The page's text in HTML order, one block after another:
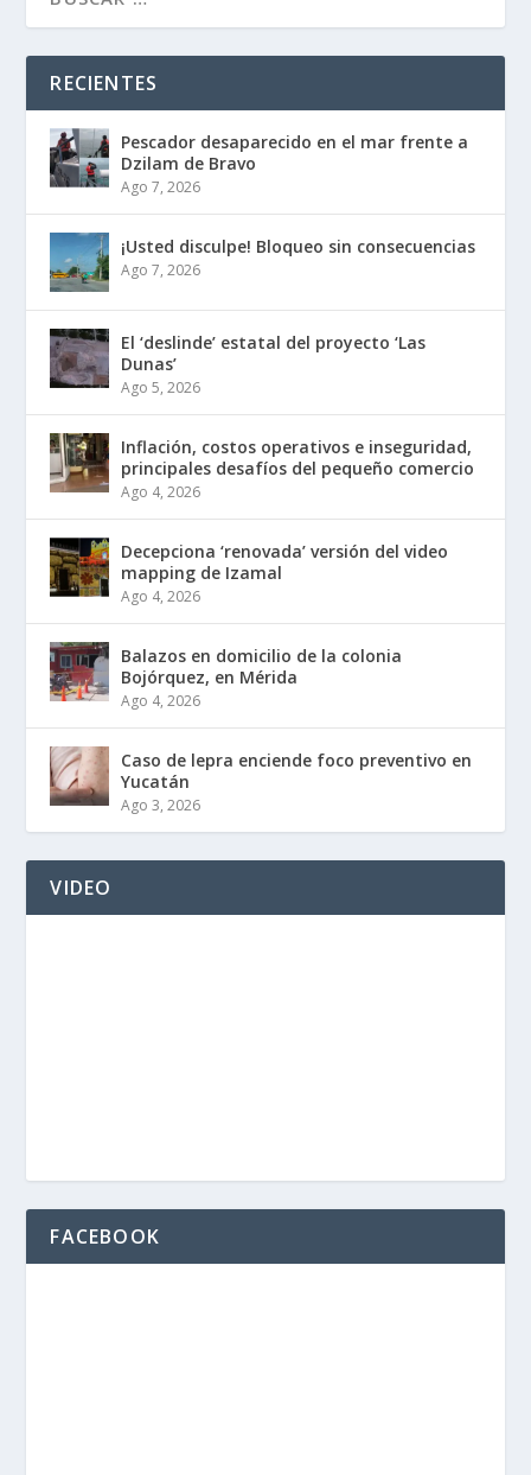
RECIENTES
Pescador desaparecido en el mar frente a
Dzilam de Bravo
Ago 7, 2026
¡Usted disculpe! Bloqueo sin consecuencias
Ago 7, 2026
El ‘deslinde’ estatal del proyecto ‘Las
Dunas’
Ago 5, 2026
Inflación, costos operativos e inseguridad,
principales desafíos del pequeño comercio
Ago 4, 2026
Decepciona ‘renovada’ versión del video
mapping de Izamal
Ago 4, 2026
Balazos en domicilio de la colonia
Bojórquez, en Mérida
Ago 4, 2026
Caso de lepra enciende foco preventivo en
Yucatán
Ago 3, 2026
VIDEO
FACEBOOK